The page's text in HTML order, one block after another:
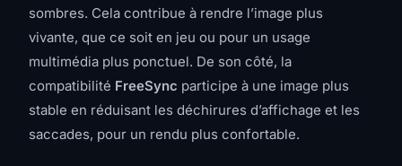
sombres. Cela contribue à rendre l’image plus
vivante, que ce soit en jeu ou pour un usage
multimédia plus ponctuel. De son côté, la
compatibilité FreeSync participe à une image plus
stable en réduisant les déchirures d’affichage et les
saccades, pour un rendu plus confortable.